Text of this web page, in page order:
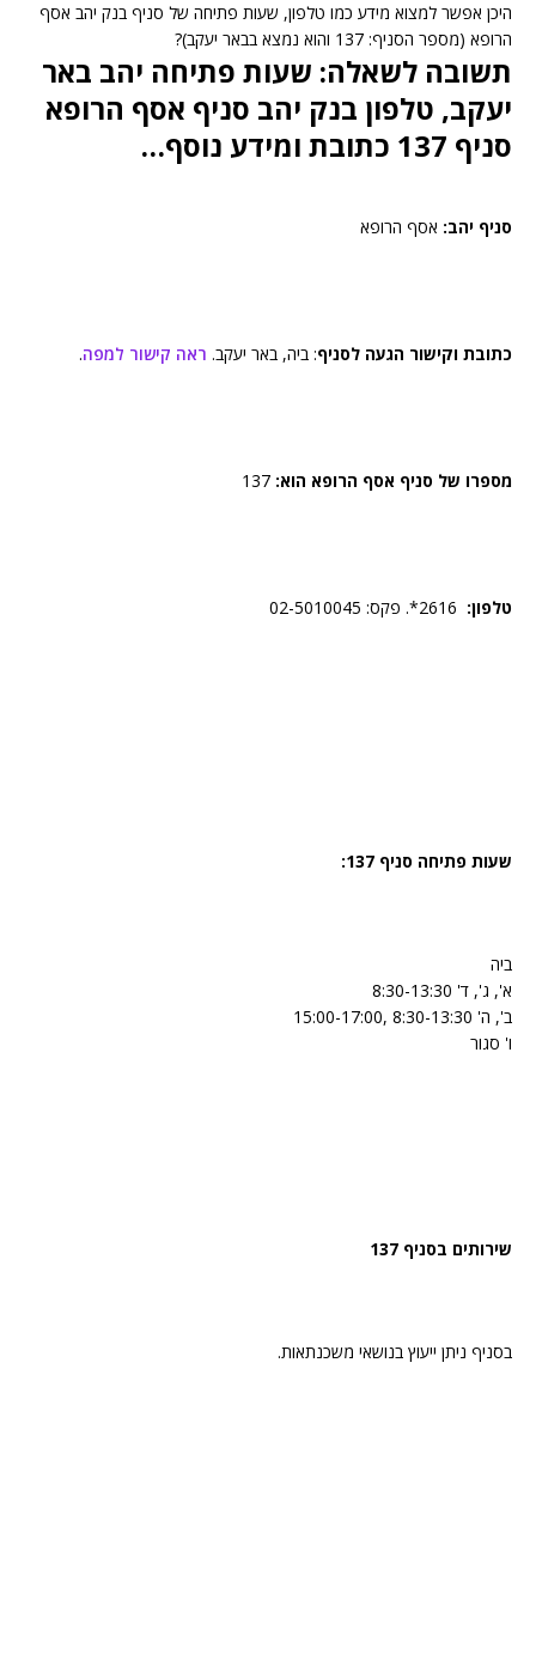
היכן אפשר למצוא מידע כמו טלפון, שעות פתיחה של סניף בנק יהב אסף
הרופא (מספר הסניף: 137 והוא נמצא בבאר יעקב)?
תשובה לשאלה: שעות פתיחה יהב באר
יעקב, טלפון בנק יהב סניף אסף הרופא
סניף 137 כתובת ומידע נוסף…
סניף יהב: אסף הרופא
כתובת וקישור הגעה לסניף: ביה, באר יעקב. ראה קישור למפה.
מספרו של סניף אסף הרופא הוא:
טלפון:
שעות פתיחה סניף 137:
ביה
א', ג', ד' 8:30-13:30
ב', ה' 8:30-13:30 ,15:00-17:00
ו' סגור
שירותים בסניף 137
בסניף ניתן ייעוץ בנושאי משכנתאות.